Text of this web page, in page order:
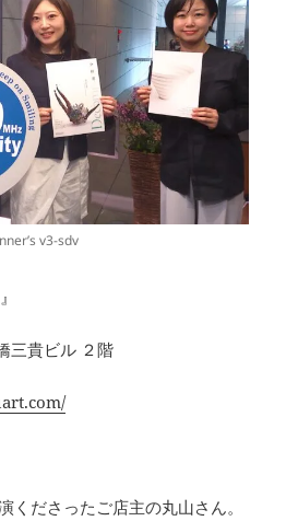
v3-sdv
三貴ビル ２階
くださったご店主の丸山さん。